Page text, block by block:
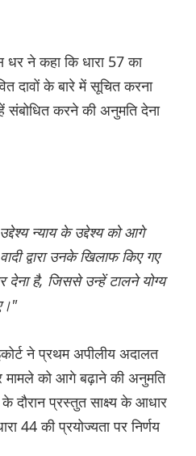
धर ने कहा कि धारा 57 का
दावों के बारे में सूचित करना
करने की अनुमति देना
न्याय के उद्देश्य को आगे
द्वारा उनके खिलाफ किए गए
है, जिससे उन्हें टालने योग्य
ने प्रथम अपीलीय अदालत
को आगे बढ़ाने की अनुमति
दौरान प्रस्तुत साक्ष्य के आधार
44 की प्रयोज्यता पर निर्णय